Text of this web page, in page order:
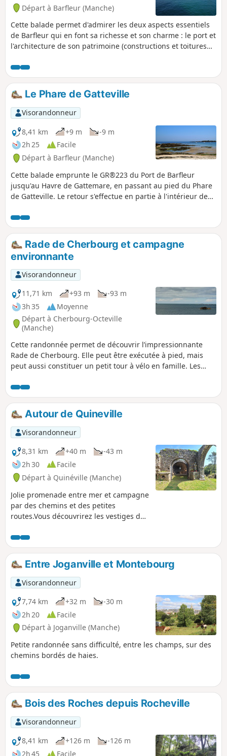
Départ à Barfleur (Manche)
Cette balade permet d'admirer les deux aspects essentiels
de Barfleur qui en font sa richesse et son charme : le port et
l'architecture de son patrimoine (constructions et toitures
Le Phare de Gatteville
Visorandonneur
8,41 km
+9 m
-9 m
2h 25
Facile
Départ à Barfleur (Manche)
Cette balade emprunte le GR®223 du Port de Barfleur
jusqu'au Havre de Gattemare, en passant au pied du Phare
de Gatteville. Le retour s'effectue en partie à l'intérieur des
revenir au point de départ.
Rade de Cherbourg et campagne
environnante
Visorandonneur
11,71 km
+93 m
-93 m
3h 35
Moyenne
Départ à Cherbourg-Octeville
(Manche)
Cette randonnée permet de découvrir l’impressionnante
Rade de Cherbourg. Elle peut être exécutée à pied, mais
peut aussi constituer un petit tour à vélo en famille. Les
comprend un grand kilométrage de pistes cyclables. Malgré
la courte distance, les montées ne sont pas moindres. La
deuxième partie de la randonnée permet de profiter d’une
relative campagne et de coins désuets autour de la ville.
Autour de Quineville
Visorandonneur
8,31 km
+40 m
-43 m
2h 30
Facile
Départ à Quinéville (Manche)
Jolie promenade entre mer et campagne
par des chemins et des petites
routes.Vous découvrirez les vestiges de
dominant la petite vallée de la Sinope.
En faisant le tour du charmant petit port
vous passerez sur les portes à flots.
Entre Joganville et Montebourg
Visorandonneur
7,74 km
+32 m
-30 m
2h 20
Facile
Départ à Joganville (Manche)
Petite randonnée sans difficulté, entre les champs, sur des
chemins bordés de haies.
Bois des Roches depuis Rocheville
Visorandonneur
8,41 km
+126 m
-126 m
2h 45
Facile